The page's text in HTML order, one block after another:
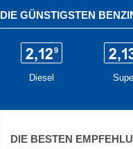
DIE GÜNSTIGSTEN
Diesel
DIE BESTEN